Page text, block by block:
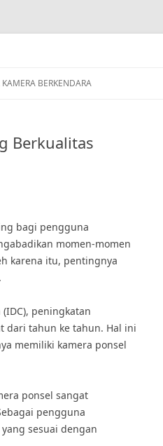
BERKENDARA
Berkualitas
bagi pengguna
momen-momen
karena itu, pentingnya
peningkatan
dari tahun ke tahun. Hal ini
memiliki kamera ponsel
ponsel sangat
pengguna
sesuai dengan